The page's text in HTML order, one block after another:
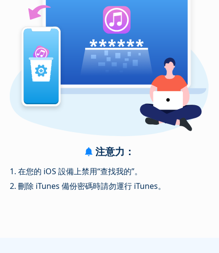
注意力：
1. 在您的 iOS 設備上禁用“查找我的”。
2. 刪除 iTunes 備份密碼時請勿運行 iTunes。